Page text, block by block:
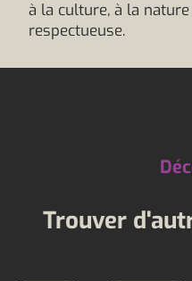
à la culture, à la
respectueuse.
Trouver